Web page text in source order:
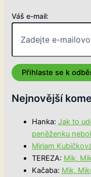
Váš e-mail:
Nejnovější
Hanka: Jak to
peněženku
Miriam
TEREZA: Mik,
Kačaba: Mik,